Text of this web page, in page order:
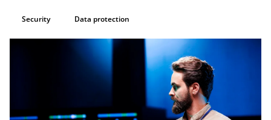
Security Data protection